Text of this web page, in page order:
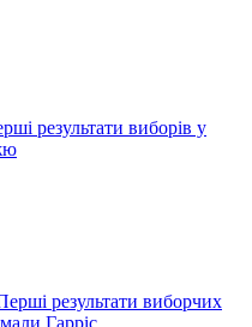
результати виборів у
результати виборчих
Гарріс